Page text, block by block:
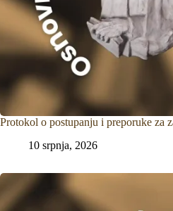
Protokol o postupanju i preporuke za
10 srpnja, 2026